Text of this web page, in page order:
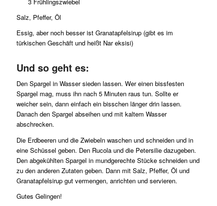
3 Frühlingszwiebel
Salz, Pfeffer, Öl
Essig, aber noch besser ist Granatapfelsirup (gibt es im
türkischen Geschäft und heißt Nar eksisi)
Und so geht es:
Den Spargel in Wasser sieden lassen. Wer einen bissfesten
Spargel mag, muss ihn nach 5 Minuten raus tun. Sollte er
weicher sein, dann einfach ein bisschen länger drin lassen.
Danach den Spargel abseihen und mit kaltem Wasser
abschrecken.
Die Erdbeeren und die Zwiebeln waschen und schneiden und in
eine Schüssel geben. Den Rucola und die Petersilie dazugeben.
Den abgekühlten Spargel in mundgerechte Stücke schneiden und
zu den anderen Zutaten geben. Dann mit Salz, Pfeffer, Öl und
Granatapfelsirup gut vermengen, anrichten und servieren.
Gutes Gelingen!